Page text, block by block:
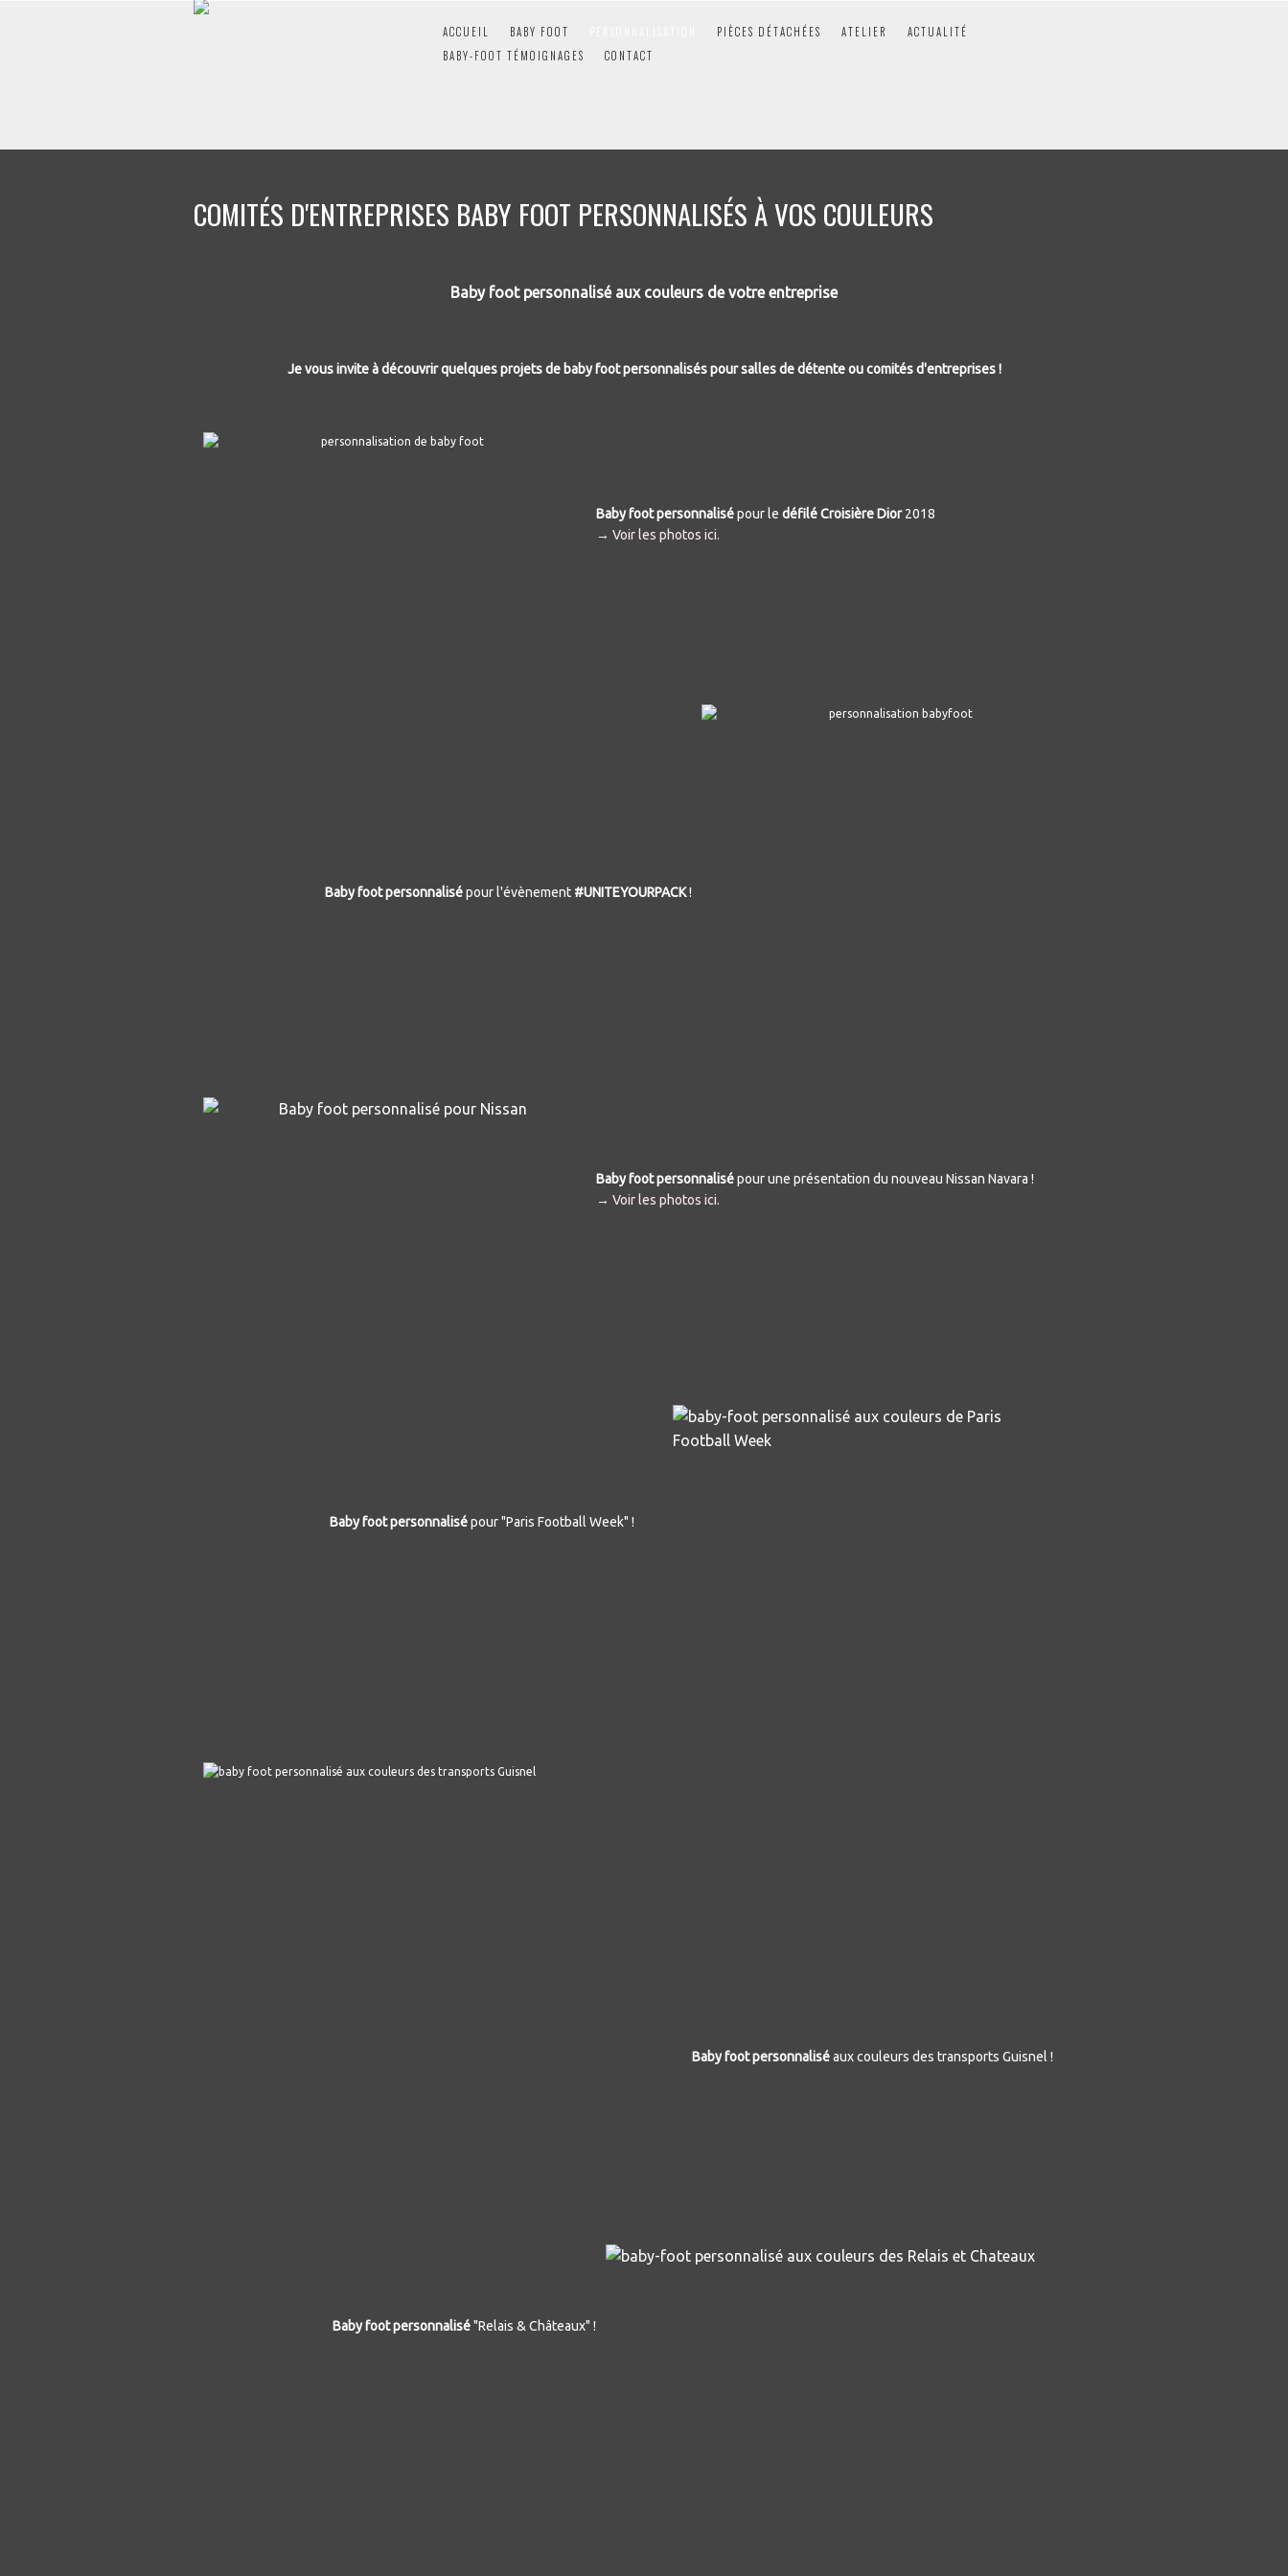
ACCUEIL BABY FOOT PIÈCES DÉTACHÉES ATELIER
ACTUALITÉ
BABY-FOOT TÉMOIGNAGES
CONTACT
COMITÉS D'ENTREPRISES BABY FOOT PERSONNALISÉS À VOS COULEURS
Baby foot personnalisé aux couleurs de votre entreprise
Je vous invite à découvrir quelques projets de baby foot personnalisés pour salles de détente ou comités d'entreprises !
Baby foot personnalisépour le défilé Croisière Dior2018
→ Voir les photos ici.
Baby foot personnalisépour l'évènement #UNITEYOURPACK!
Baby foot personnalisépour une présentation du nouveau Nissan Navara !
→ Voir les photos ici.
Baby foot personnalisépour "Paris Football Week" !
Baby foot personnaliséaux couleurs des transports Guisnel !
Baby foot personnalisé"Relais & Châteaux" !